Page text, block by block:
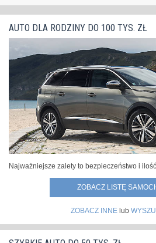
Peugeot 308 SW Hybrid - kolejny etap
ostatnich latach przechodzi
wyznacza sobie dwa kierunki
jest klasa premium, do której
aspirować, a drugi to
kategorii przypisać można
AUTO DLA RODZINY DO 100 TYS. ZŁ
Najważniejsze zalety to bezpieczeństwo i
ZOBACZ LISTĘ
ZOBACZ INNElub